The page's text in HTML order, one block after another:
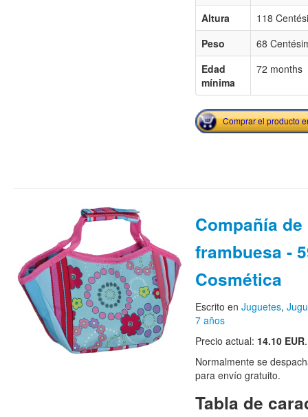
Altura
118
Peso
68
Edad
mínima
72 months
Comprar el producto
Compañía de
frambuesa -
Cosmética
Escrito en Juguetes,
7 años
Precio actual: 14.10 EUR.
Normalmente se
para envío gratuito.
Tabla de